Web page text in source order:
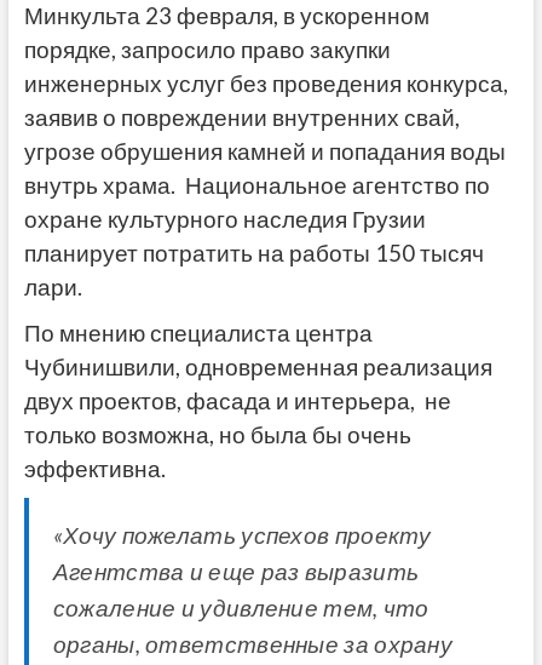
Минкульта 23 февраля, в ускоренном
порядке, запросило право закупки
инженерных услуг без проведения конкурса,
заявив о повреждении внутренних свай,
угрозе обрушения камней и попадания воды
внутрь храма. Национальное агентство по
охране культурного наследия Грузии
планирует потратить на работы 150 тысяч
лари.
По мнению специалиста центра
Чубинишвили, одновременная реализация
двух проектов, фасада и интерьера, не
только возможна, но была бы очень
эффективна.
«Хочу пожелать успехов проекту
Агентства и еще раз выразить
сожаление и удивление тем, что
органы, ответственные за охрану